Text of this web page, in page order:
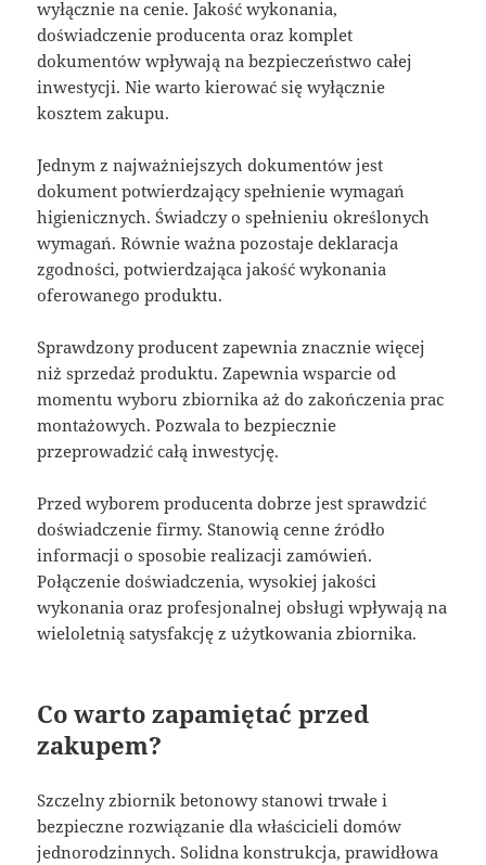
wyłącznie na cenie. Jakość wykonania,
doświadczenie producenta oraz komplet
dokumentów wpływają na bezpieczeństwo całej
inwestycji. Nie warto kierować się wyłącznie
kosztem zakupu.
Jednym z najważniejszych dokumentów jest
dokument potwierdzający spełnienie wymagań
higienicznych. Świadczy o spełnieniu określonych
wymagań. Równie ważna pozostaje deklaracja
zgodności, potwierdzająca jakość wykonania
oferowanego produktu.
Sprawdzony producent zapewnia znacznie więcej
niż sprzedaż produktu. Zapewnia wsparcie od
momentu wyboru zbiornika aż do zakończenia prac
montażowych. Pozwala to bezpiecznie
przeprowadzić całą inwestycję.
Przed wyborem producenta dobrze jest sprawdzić
doświadczenie firmy. Stanowią cenne źródło
informacji o sposobie realizacji zamówień.
Połączenie doświadczenia, wysokiej jakości
wykonania oraz profesjonalnej obsługi wpływają na
wieloletnią satysfakcję z użytkowania zbiornika.
Co warto zapamiętać przed
zakupem?
Szczelny zbiornik betonowy stanowi trwałe i
bezpieczne rozwiązanie dla właścicieli domów
jednorodzinnych. Solidna konstrukcja, prawidłowa